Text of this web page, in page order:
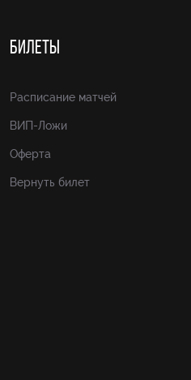
БИЛЕТЫ
Расписание матчей
ВИП-Ложи
Оферта
Вернуть билет